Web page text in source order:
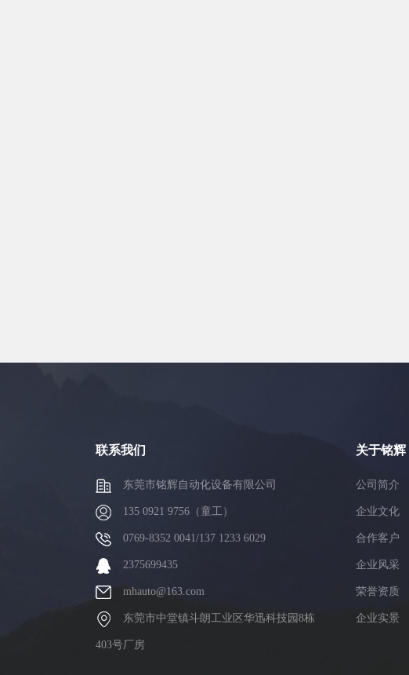
联系我们
东莞市铭辉自动化设备有限公司
135 0921 9756（童工）
0769-8352 0041/137 1233 6029
2375699435
mhauto@163.com
东莞市中堂镇斗朗工业区华迅科技园8栋
403号厂房
关于铭辉
公司简介
企业文化
合作客户
企业风采
荣誉资质
企业实景